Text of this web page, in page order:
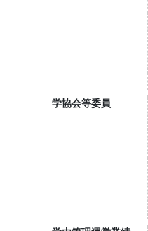
学協会等委員